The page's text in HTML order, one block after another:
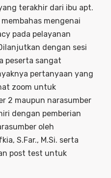
terakhir dari ibu apt.
mengenai
pada pelayanan
dengan sesi
peserta sangat
pertanyaan yang
zoom untuk
2 maupun narasumber
dengan pemberian
oleh
S.Far., M.Si. serta
post test untuk